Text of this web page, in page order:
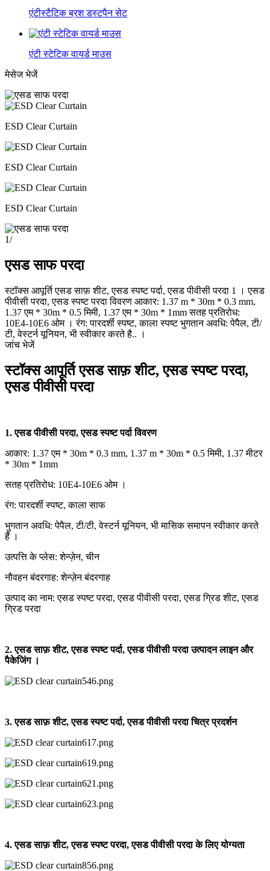
एंटीस्टैटिक ब्रश डस्टपैन सेट
एंटी स्टेटिक वायर्ड माउस
मेसेज भेजें
ESD Clear Curtain
ESD Clear Curtain
ESD Clear Curtain
1/
एसड साफ परदा
स्टॉक्स आपूर्ति एसड साफ़ शीट, एसड स्पष्ट पर्दा, एसड पीवीसी परदा 1 । एसड
पीवीसी परदा, एसड स्पष्ट परदा विवरण आकार: 1.37 m * 30m * 0.3 mm,
1.37 एम * 30m * 0.5 मिमी, 1.37 एम * 30m * 1mm सतह प्रतिरोध:
10E4-10E6 ओम । रंग: पारदर्शी स्पष्ट, काला स्पष्ट भुगतान अवधि: पेपैल, टी/
टी, वेस्टर्न यूनियन, भी स्वीकार करते है.. ।
जांच भेजें
स्टॉक्स आपूर्ति एसड साफ़ शीट, एसड स्पष्ट परदा,
एसड पीवीसी परदा
1. एसड पीवीसी परदा, एसड स्पष्ट पर्दा विवरण
आकार: 1.37 एम * 30m * 0.3 mm, 1.37 m * 30m * 0.5 मिमी, 1.37 मीटर
* 30m * 1mm
सतह प्रतिरोध: 10E4-10E6 ओम ।
रंग: पारदर्शी स्पष्ट, काला साफ
भुगतान अवधि: पेपैल, टी/टी, वेस्टर्न यूनियन, भी मासिक समापन स्वीकार करते
हैं ।
उत्पत्ति के प्लेस: शेन्ज़ेन, चीन
नौवहन बंदरगाह: शेन्ज़ेन बंदरगाह
उत्पाद का नाम: एसड स्पष्ट परदा, एसड पीवीसी परदा, एसड ग्रिड शीट, एसड
ग्रिड परदा
2. एसड साफ़ शीट, एसड स्पष्ट पर्दा, एसड पीवीसी परदा उत्पादन लाइन और
पैकेजिंग ।
3. एसड साफ़ शीट, एसड स्पष्ट पर्दा, एसड पीवीसी परदा चित्र प्रदर्शन
4. एसड साफ़ शीट, एसड स्पष्ट परदा, एसड पीवीसी परदा के लिए योग्यता